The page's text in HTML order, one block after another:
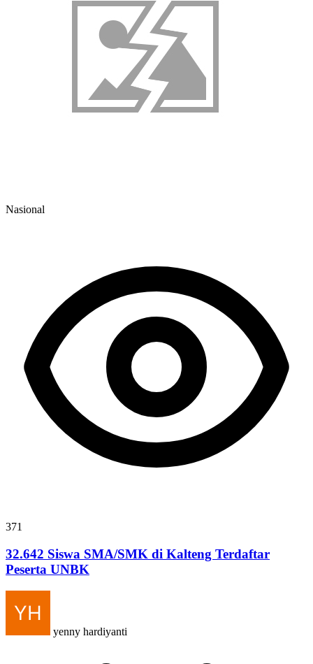
Nasional
371
32.642 Siswa SMA/SMK di Kalteng Terdaftar
Peserta UNBK
yenny hardiyanti